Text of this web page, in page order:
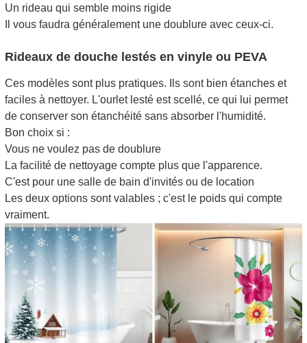
Un rideau qui semble moins rigide
Il vous faudra généralement une doublure avec ceux-ci.
Rideaux de douche lestés en vinyle ou PEVA
Ces modèles sont plus pratiques. Ils sont bien étanches et
faciles à nettoyer. L'ourlet lesté est scellé, ce qui lui permet
de conserver son étanchéité sans absorber l'humidité.
Bon choix si :
Vous ne voulez pas de doublure
La facilité de nettoyage compte plus que l'apparence.
C'est pour une salle de bain d'invités ou de location
Les deux options sont valables ; c'est le poids qui compte
vraiment.